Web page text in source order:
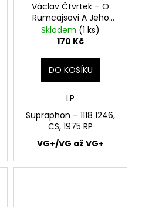
Václav Čtvrtek – O
Rumcajsovi A Jeho
Synku Cipískovi LP
Skladem (1 ks)
170 Kč
DO KOŠÍKU
LP
Supraphon ‎– 1118 1246,
CS, 1975 RP
VG+/VG až VG+